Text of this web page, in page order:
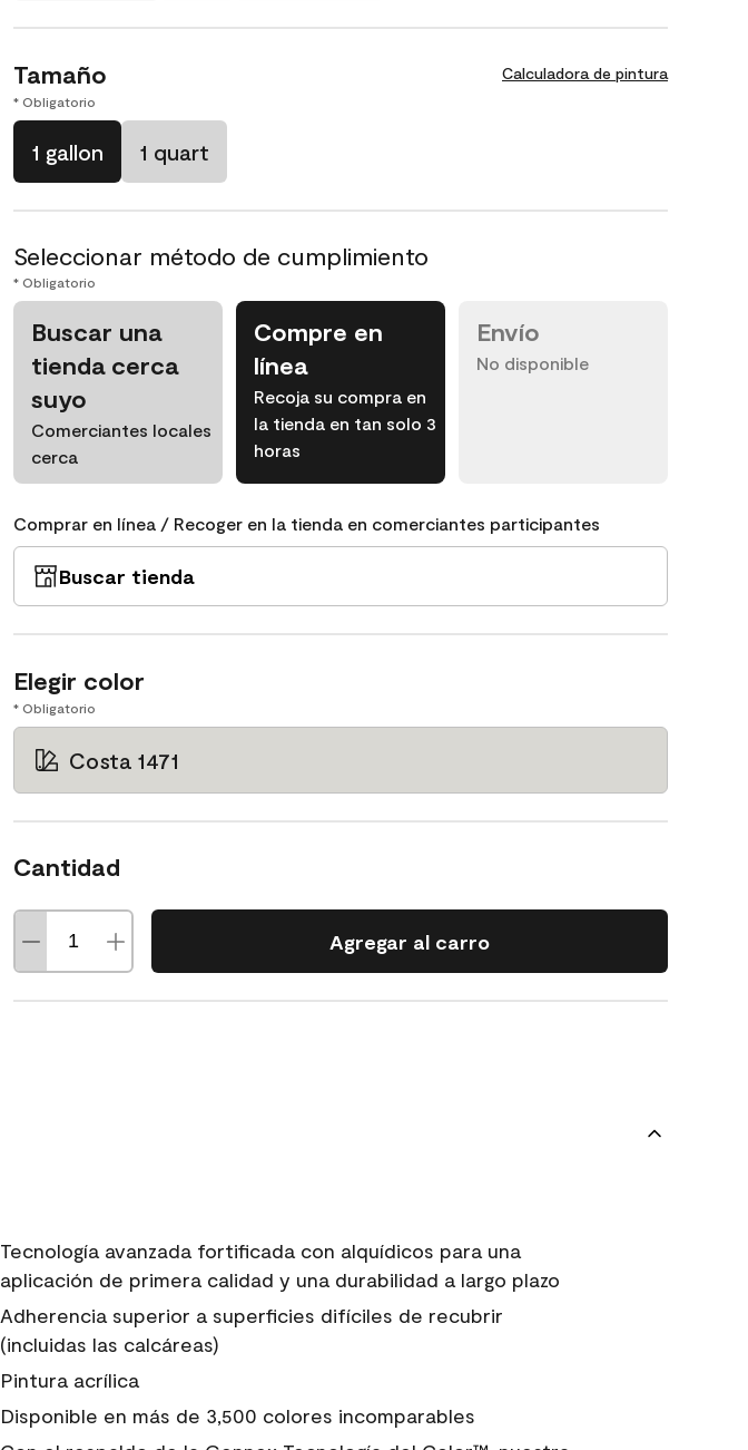
Tamaño Calculadora de pintura
* Obligatorio
1 gallon 1 quart
Seleccionar método de cumplimiento
* Obligatorio
Buscar una
tienda cerca
suyo
Comerciantes locales
cerca
Compre en
línea
Recoja su compra en
la tienda en tan solo 3
horas
Envío
No disponible
Comprar en línea / Recoger en la tienda en comerciantes participantes
Buscar tienda
Elegir color
* Obligatorio
Costa 1471
Cantidad
Agregar al carro
Tecnología avanzada fortificada con alquídicos para una
aplicación de primera calidad y una durabilidad a largo plazo
Adherencia superior a superficies difíciles de recubrir
(incluidas las calcáreas)
Pintura acrílica
Disponible en más de 3,500 colores incomparables